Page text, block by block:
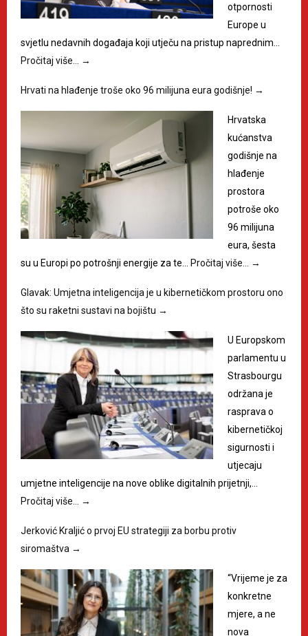
otpornosti
Europe u
svjetlu nedavnih događaja koji utječu na pristup naprednim…
Pročitaj više…
→
Hrvati na hlađenje troše oko 96 milijuna eura godišnje! →
Hrvatska
kućanstva
godišnje na
hlađenje
prostora
potroše oko
96 milijuna
eura, šesta
su u Europi po potrošnji energije za te…
Pročitaj više… →
Glavak: Umjetna inteligencija je u kibernetičkom prostoru ono
što su raketni sustavi na bojištu →
U Europskom
parlamentu u
Strasbourgu
održana je
rasprava o
kibernetičkoj
sigurnosti i
utjecaju
umjetne inteligencije na nove oblike digitalnih prijetnji,…
Pročitaj više…
→
Jerković Kraljić o prvoj EU strategiji za borbu protiv
siromaštva →
“Vrijeme je za
konkretne
mjere, a ne
nova